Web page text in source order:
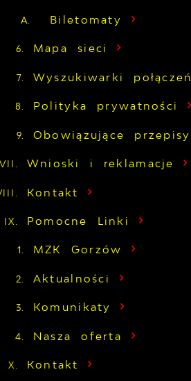
Biletomaty
Mapa sieci
Wyszukiwarki połączeń
Polityka prywatności
Obowiązujące przepisy
Wnioski i reklamacje
Kontakt
Pomocne Linki
MZK Gorzów
Aktualności
Komunikaty
Nasza oferta
Kontakt